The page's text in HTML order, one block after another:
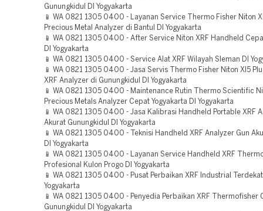
Gunungkidul DI Yogyakarta
📱 WA 0821 1305 0400 - Layanan Service Thermo Fisher Niton
Precious Metal Analyzer di Bantul DI Yogyakarta
📱 WA 0821 1305 0400 - After Service Niton XRF Handheld
DI Yogyakarta
📱 WA 0821 1305 0400 - Service Alat XRF Wilayah Sleman DI
📱 WA 0821 1305 0400 - Jasa Servis Thermo Fisher Niton Xl5
XRF Analyzer di Gunungkidul DI Yogyakarta
📱 WA 0821 1305 0400 - Maintenance Rutin Thermo Scientific
Precious Metals Analyzer Cepat Yogyakarta DI Yogyakarta
📱 WA 0821 1305 0400 - Jasa Kalibrasi Handheld Portable XRF
Akurat Gunungkidul DI Yogyakarta
📱 WA 0821 1305 0400 - Teknisi Handheld XRF Analyzer Gun
DI Yogyakarta
📱 WA 0821 1305 0400 - Layanan Service Handheld XRF
Profesional Kulon Progo DI Yogyakarta
📱 WA 0821 1305 0400 - Pusat Perbaikan XRF Industrial
Yogyakarta
📱 WA 0821 1305 0400 - Penyedia Perbaikan XRF Thermofisher
Gunungkidul DI Yogyakarta